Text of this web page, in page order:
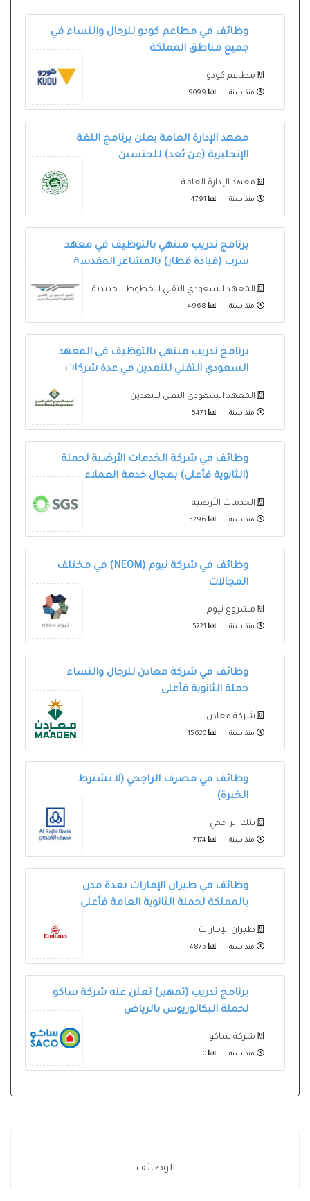
وظائف في مطاعم كودو للرجال والنساء في
جميع مناطق المملكة
مطاعم كودو
منذ سنة
معهد الإدارة العامة يعلن برنامج اللغة
الإنجليزية (عن بُعد) للجنسين
معهد الإدارة العامة
منذ سنة
برنامج تدريب منتهي بالتوظيف في معهد
سرب (قيادة قطار) بالمشاعر المقدسة
المعهد السعودي التقني للخطوط الحديدية
منذ سنة
برنامج تدريب منتهي بالتوظيف في المعهد
السعودي التقني للتعدين في عدة شركات
المعهد السعودي التقني للتعدين
منذ سنة
وظائف في شركة الخدمات الأرضية لحملة
(الثانوية فأعلى) بمجال خدمة العملاء
الخدمات الأرضية
منذ سنة
وظائف في شركة نيوم (NEOM) في مختلف
المجالات
مشروع نيوم
منذ سنة
وظائف في شركة معادن للرجال والنساء
حملة الثانوية فأعلى
شركة معادن
منذ سنة
وظائف في مصرف الراجحي (لا تشترط
الخبرة)
بنك الراجحي
منذ سنة
وظائف في طيران الإمارات بعدة مدن
بالمملكة لحملة الثانوية العامة فأعلى
طيران الإمارات
منذ سنة
برنامج تدريب (تمهير) تعلن عنه شركة ساكو
لحملة البكالوريوس بالرياض
شركة ساكو
منذ سنة
-
الوظائف